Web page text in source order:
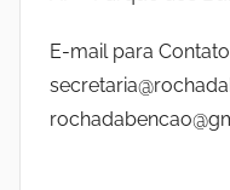
E-mail para